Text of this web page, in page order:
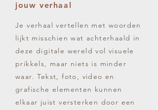
jouw verhaal
Je verhaal vertellen met woorden
lijkt misschien wat achterhaald in
deze digitale wereld vol visuele
prikkels, maar niets is minder
waar. Tekst, foto, video en
grafische elementen kunnen
elkaar juist versterken door een